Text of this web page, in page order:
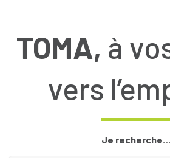
TOMA, à
vers
Je recherche…